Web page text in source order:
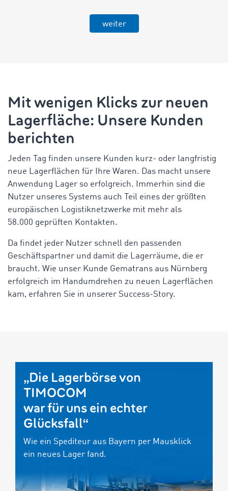
weiter
Mit wenigen Klicks zur neuen
Lagerfläche: Unsere Kunden
berichten
Jeden Tag finden unsere Kunden kurz- oder langfristig
neue Lagerflächen für Ihre Waren. Das macht unsere
Anwendung Lager so erfolgreich. Immerhin sind die
Nutzer unseres Systems auch Teil eines der größten
europäischen Logistiknetzwerke mit mehr als
58.000 geprüften Kontakten.
Da findet jeder Nutzer schnell den passenden
Geschäftspartner und damit die Lagerräume, die er
braucht. Wie unser Kunde Gematrans aus Nürnberg
erfolgreich im Handumdrehen zu neuen Lagerflächen
kam, erfahren Sie in unserer Success-Story.
„Die Lagerbörse von
TIMOCOM
war für uns ein echter
Glücksfall“
Wie ein Spediteur aus Bayern per Mausklick
ein neues Lager fand.